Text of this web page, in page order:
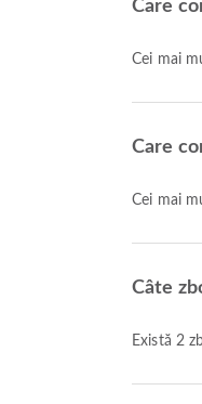
Care
Cei mai
Care
Cei mai
Câte
Există 2